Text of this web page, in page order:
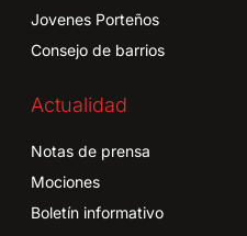
Jovenes Porteños
Consejo de barrios
Actualidad
Notas de prensa
Mociones
Boletín informativo